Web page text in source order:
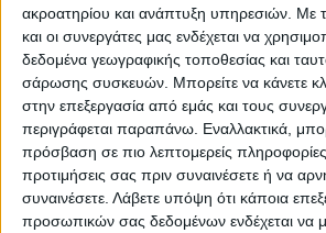
ακροατηρίου και ανάπτυξη υπηρεσιών. Με
και οι συνεργάτες μας ενδέχεται να
δεδομένα γεωγραφικής τοποθεσίας και
σάρωσης συσκευών. Μπορείτε να κάνετε
στην επεξεργασία από εμάς και τους
περιγράφεται παραπάνω. Εναλλακτικά,
πρόσβαση σε πιο λεπτομερείς πληροφορίες
προτιμήσεις σας πριν συναινέσετε ή να
συναινέσετε. Λάβετε υπόψη ότι κάποια
προσωπικών σας δεδομένων ενδέχεται να